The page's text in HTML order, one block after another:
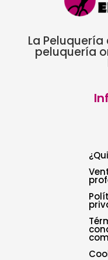
La
peluquería